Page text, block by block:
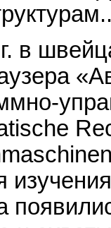
в